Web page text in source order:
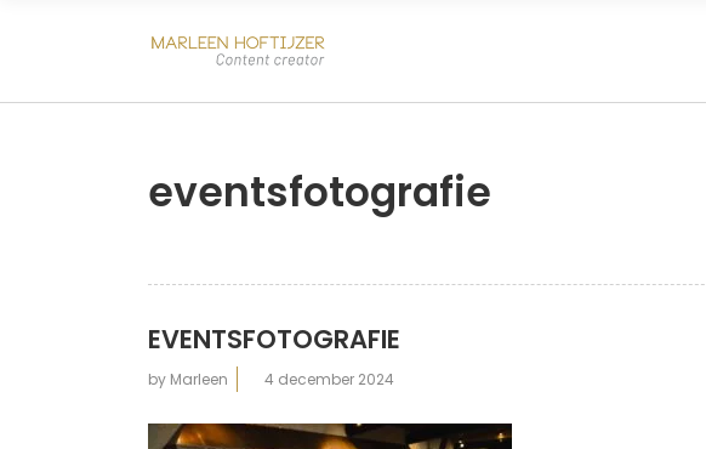
eventsfotografie
EVENTSFOTOGRAFIE
by Marleen 4 december 2024